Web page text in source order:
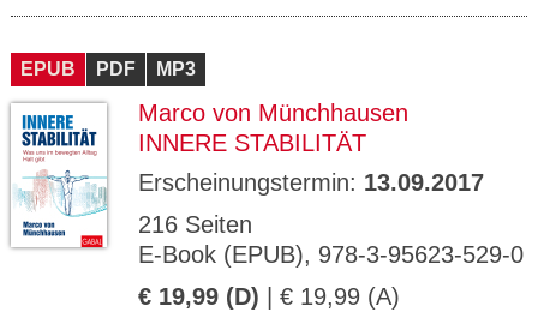
EPUB PDF MP3
Marco von Münchhausen
INNERE STABILITÄT
Erscheinungstermin: 13.09.2017
216 Seiten
E-Book (EPUB), 978-3-95623-529-0
€ 19,99 (D) | € 19,99 (A)